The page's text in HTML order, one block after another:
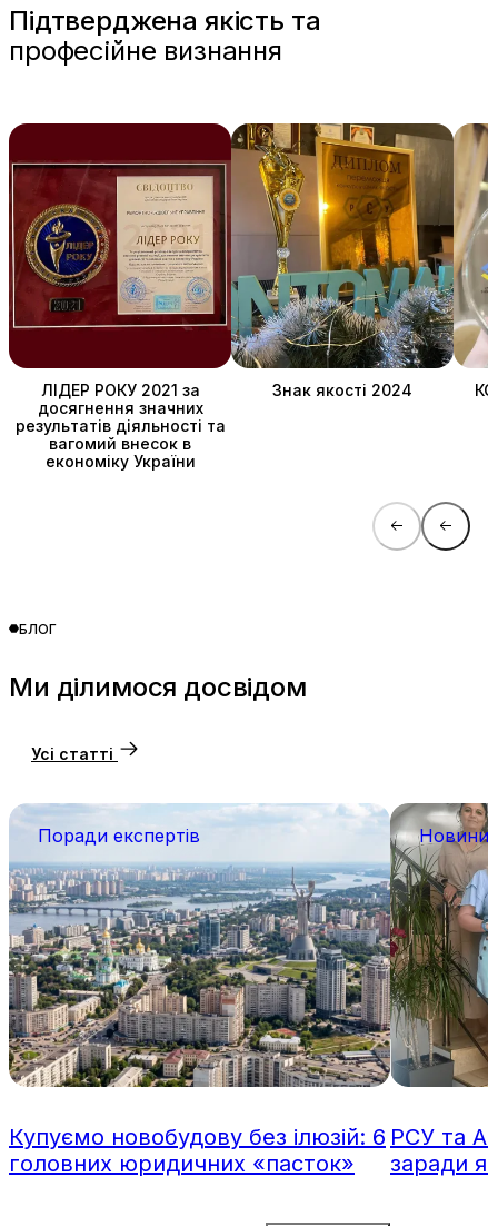
Підтверджена якість та
професійне визнання
ЛІДЕР РОКУ 2021 за
досягнення значних
результатів діяльності та
вагомий внесок в
економіку України
Знак якості 2024
БЛОГ
Ми ділимося досвідом
Усі статті
Поради експертів
Купуємо новобудову без ілюзій: 6
головних юридичних «пасток»
Новини
РСУ та
заради